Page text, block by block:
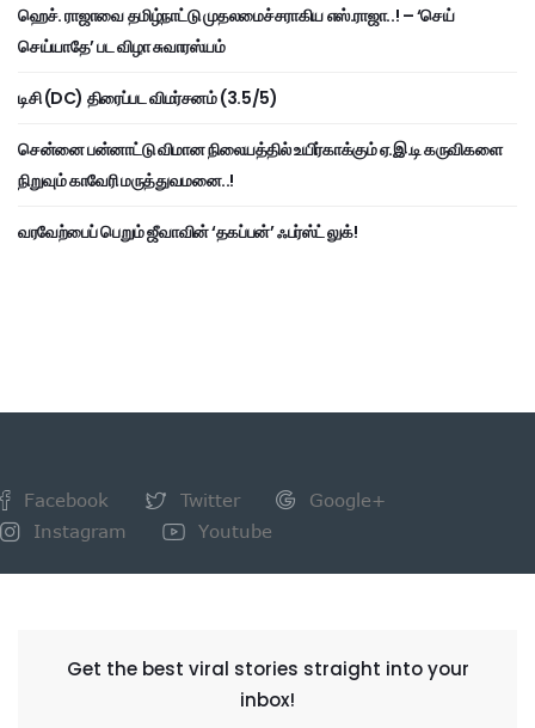
ஹெச். ராஜாவை தமிழ்நாட்டு முதலமைச்சராகிய எஸ்.ராஜா..! – ‘செய்
செய்யாதே’ பட விழா சுவாரஸ்யம்
டிசி (DC) திரைப்பட விமர்சனம் (3.5/5)
சென்னை பன்னாட்டு விமான நிலையத்தில் உயிர்காக்கும் ஏ.இ.டி கருவிகளை
நிறுவும் காவேரி மருத்துவமனை..!
வரவேற்பைப் பெறும் ஜீவாவின் ‘தகப்பன்’ ஃபர்ஸ்ட் லுக்!
Facebook Twitter
Google+
Instagram
Youtube
Get the best viral stories straight into your
inbox!